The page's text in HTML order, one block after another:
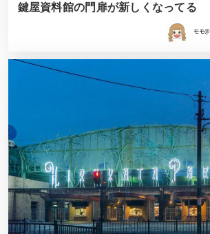
鍵屋資料館の門扉が新しくなってる
モモ